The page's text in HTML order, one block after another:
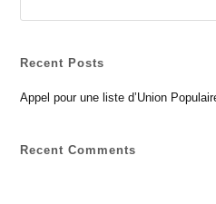
Recent Posts
Appel pour une liste d’Union
Recent Comments